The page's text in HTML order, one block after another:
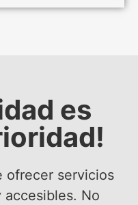
es
ofrecer servicios
No